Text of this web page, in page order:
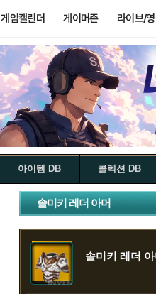
게임캘린더 게이머존 라이브/
아이템 DB 콜렉션 DB
솔미키 레더 아머
솔미키 레더